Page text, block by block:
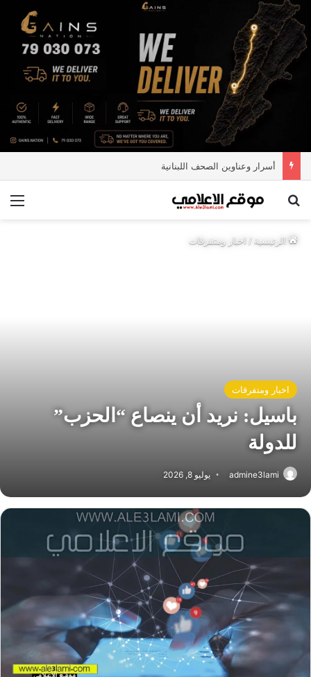
أسرار وعناوين الصحف اللبنانية
بحث عن
الرئيسية/ اخبار ومتفرقات
اخبار ومتفرقات
باسيل: نريد أن ينصاع “الحزب”
للدولة
admine3lami يوليو 8, 2026